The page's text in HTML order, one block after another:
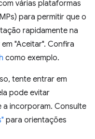
várias plataformas
para permitir que o
rapidamente na
"Aceitar". Confira
como exemplo.
tente entrar em
pode evitar
a incorporam. Consulte
para orientações